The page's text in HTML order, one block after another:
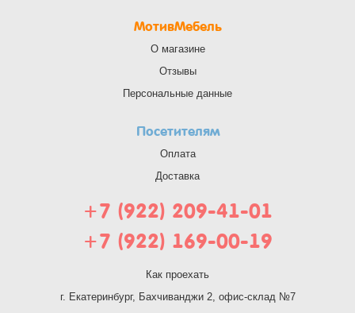
МотивМебель
О магазине
Отзывы
Персональные данные
Посетителям
Оплата
Доставка
+7 (922) 209-41-01
+7 (922) 169-00-19
Как проехать
г. Екатеринбург, Бахчиванджи 2, офис-склад №7